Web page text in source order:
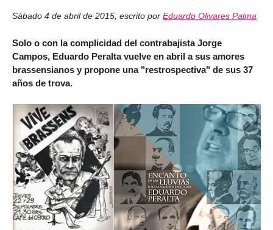
Sábado 4 de abril de 2015, escrito por Eduardo Olivares Palma
Solo o con la complicidad del contrabajista Jorge
Campos, Eduardo Peralta vuelve en abril a sus amores
brassensianos y propone una "restrospectiva" de sus 37
años de trova.